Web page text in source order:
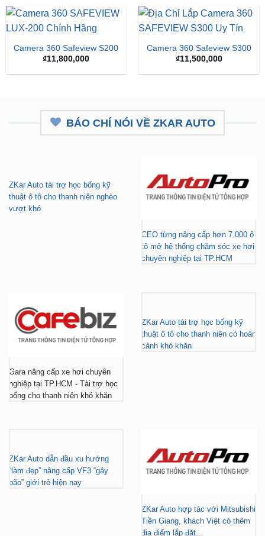
Camera 360 Safeview S200
₫11,800,000
Camera 360 Safeview S300
₫11,500,000
BÁO CHÍ NÓI VỀ ZKAR AUTO
ZKar Auto tài trợ học bổng kỹ
thuật ô tô cho thanh niên nghèo
vượt khó
CEO từng nâng cấp hơn 7.000 ô
tô mở hệ thống chăm sóc xe hơi
chuyên nghiệp tại TP.HCM
Gara nâng cấp xe hơi chuyên
nghiệp tại TP.HCM - Tài trợ học
bổng cho thanh niên khó khăn
ZKar Auto tài trợ học bổng kỹ
thuật ô tô cho thanh niên có hoàn
cảnh khó khăn
ZKar Auto dẫn đầu xu hướng
“làm đẹp” nâng cấp VF3 “gây
bão” giới trẻ hiện nay
ZKar Auto hợp tác với Mitsubishi
Tiền Giang, khách Việt có thêm
địa điểm lắp đặt...